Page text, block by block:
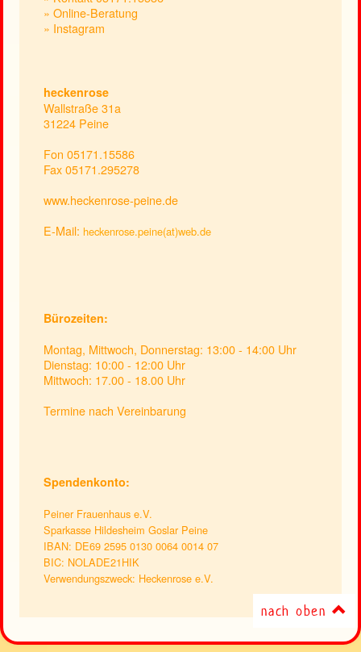
» Online-Beratung
» Instagram
heckenrose
Wallstraße 31a
31224 Peine
Fon 05171.15586
Fax 05171.295278
www.heckenrose-peine.de
E-Mail: heckenrose.peine(at)web.de
Bürozeiten:
Montag, Mittwoch, Donnerstag: 13:00 - 14:00 Uhr
Dienstag: 10:00 - 12:00 Uhr
Mittwoch: 17.00 - 18.00 Uhr
Termine nach Vereinbarung
Spendenkonto:
Peiner Frauenhaus e.V.
Sparkasse Hildesheim Goslar Peine
IBAN: DE69 2595 0130 0064 0014 07
BIC: NOLADE21HIK
Verwendungszweck: Heckenrose e.V.
nach oben